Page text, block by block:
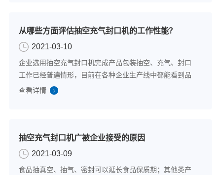
从哪些方面评估抽空充气封口机的工作性能？
2021-03-10
企业选用抽空充气封口机完成产品包装抽空、充气、封口
工作已经普遍情形，目前在各种企业生产线中都能看到品
牌的抽空充气封口机的身影。不同质量水平的抽空充气封
查看详情
抽空充气封口机广被企业接受的原因
2021-03-09
食品抽真空、抽气、密封可以延长食品保质期；其他类产